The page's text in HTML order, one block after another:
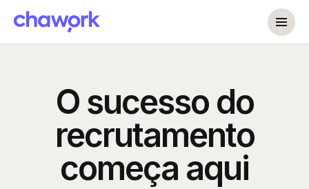
O sucesso do
recrutamento
começa aqui